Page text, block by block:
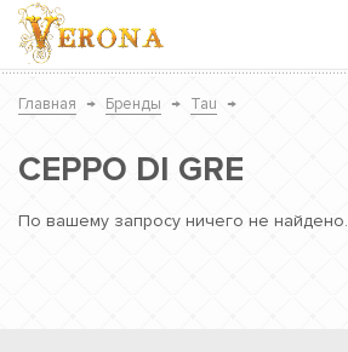
Главная → Бренды → Tau →
CEPPO DI GRE
По вашему запросу ничего не найдено.